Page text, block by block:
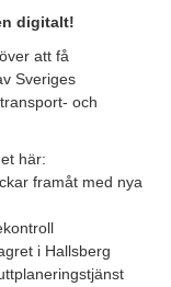
digitalt!
att få
Sveriges
och
här:
framåt med nya
i Hallsberg